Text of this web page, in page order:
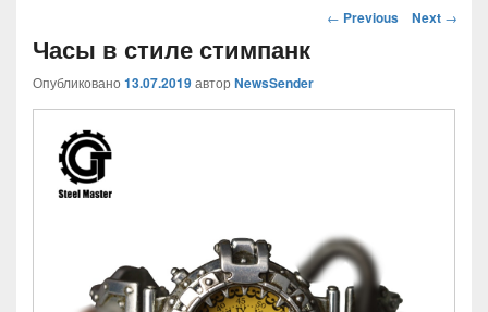
Навигация
← Previous Next →
Часы в стиле стимпанк
Опубликовано 13.07.2019автор NewsSender